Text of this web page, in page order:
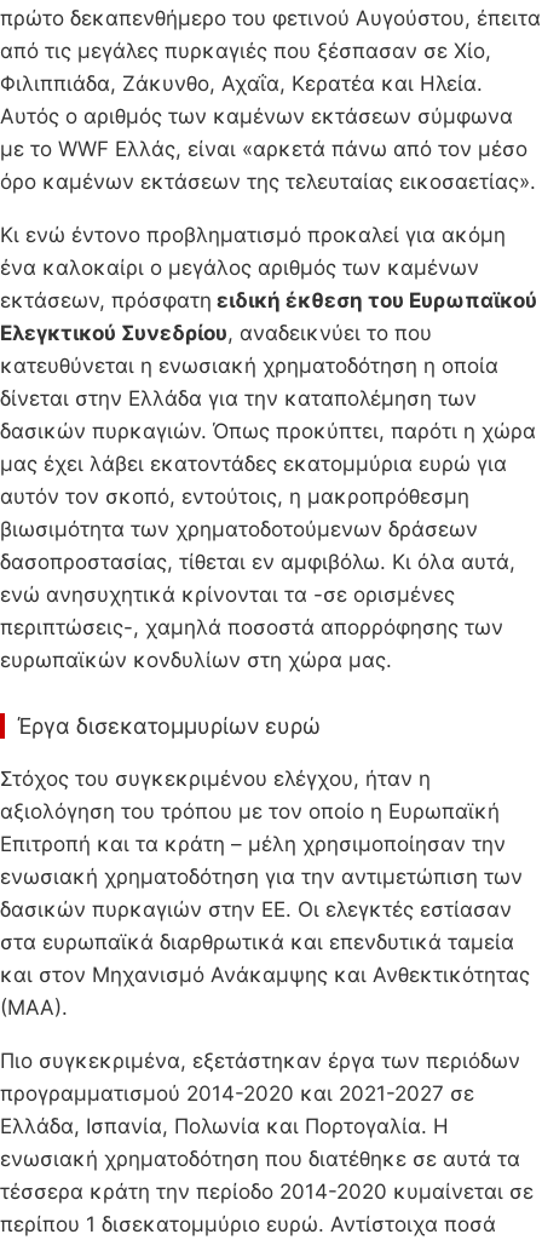
πρώτο δεκαπενθήμερο του φετινού Αυγούστου, έπειτα
από τις μεγάλες πυρκαγιές που ξέσπασαν σε Χίο,
Φιλιππιάδα, Ζάκυνθο, Αχαΐα, Κερατέα και Ηλεία.
Αυτός ο αριθμός των καμένων εκτάσεων σύμφωνα
με το WWF Ελλάς, είναι «αρκετά πάνω από τον μέσο
όρο καμένων εκτάσεων της τελευταίας εικοσαετίας».
Κι ενώ έντονο προβληματισμό προκαλεί για ακόμη
ένα καλοκαίρι ο μεγάλος αριθμός των καμένων
εκτάσεων, πρόσφατη ειδική έκθεση του Ευρωπαϊκού
Ελεγκτικού Συνεδρίου, αναδεικνύει το που
κατευθύνεται η ενωσιακή χρηματοδότηση η οποία
δίνεται στην Ελλάδα για την καταπολέμηση των
δασικών πυρκαγιών. Όπως προκύπτει, παρότι η χώρα
μας έχει λάβει εκατοντάδες εκατομμύρια ευρώ για
αυτόν τον σκοπό, εντούτοις, η μακροπρόθεσμη
βιωσιμότητα των χρηματοδοτούμενων δράσεων
δασοπροστασίας, τίθεται εν αμφιβόλω. Κι όλα αυτά,
ενώ ανησυχητικά κρίνονται τα -σε ορισμένες
περιπτώσεις-, χαμηλά ποσοστά απορρόφησης των
ευρωπαϊκών κονδυλίων στη χώρα μας.
Έργα δισεκατομμυρίων ευρώ
Στόχος του συγκεκριμένου ελέγχου, ήταν η
αξιολόγηση του τρόπου με τον οποίο η Ευρωπαϊκή
Επιτροπή και τα κράτη – μέλη χρησιμοποίησαν την
ενωσιακή χρηματοδότηση για την αντιμετώπιση των
δασικών πυρκαγιών στην ΕΕ. Οι ελεγκτές εστίασαν
στα ευρωπαϊκά διαρθρωτικά και επενδυτικά ταμεία
και στον Μηχανισμό Ανάκαμψης και Ανθεκτικότητας
(ΜΑΑ).
Πιο συγκεκριμένα, εξετάστηκαν έργα των περιόδων
προγραμματισμού 2014-2020 και 2021-2027 σε
Ελλάδα, Ισπανία, Πολωνία και Πορτογαλία. Η
ενωσιακή χρηματοδότηση που διατέθηκε σε αυτά τα
τέσσερα κράτη την περίοδο 2014-2020 κυμαίνεται σε
περίπου 1 δισεκατομμύριο ευρώ. Αντίστοιχα ποσά